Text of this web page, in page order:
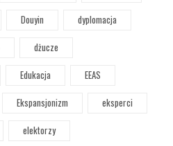
Douyin
dyplomacja
dżucze
Edukacja
EEAS
Ekspansjonizm
eksperci
elektorzy